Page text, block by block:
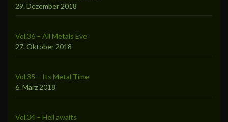
29. Dezember 2018
Vol.36 – All Metals Eve
27. Oktober 2018
Vol.35 – Its Metal Time
6. März 2018
Vol.34 – Hell awaits